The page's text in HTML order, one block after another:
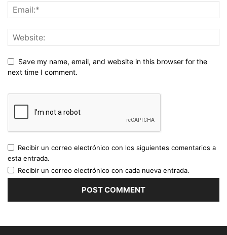
Save my name, email, and website in this browser for the
next time I comment.
Recibir un correo electrónico con los siguientes comentarios a
esta entrada.
Recibir un correo electrónico con cada nueva entrada.